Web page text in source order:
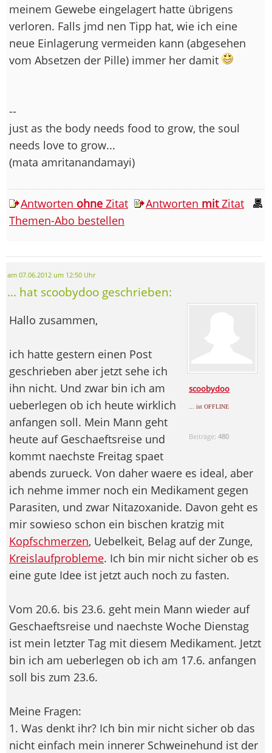
meinem Gewebe eingelagert hatte übrigens
verloren. Falls jmd nen Tipp hat, wie ich eine
neue Einlagerung vermeiden kann (abgesehen
vom Absetzen der Pille) immer her damit
--
just as the body needs food to grow, the soul
needs love to grow...
(mata amritanandamayi)
Antworten ohne Zitat Antworten mitZitat
Themen-Abo bestellen
am 07.06.2012 um 12:50 Uhr
... hat scoobydoo geschrieben:
scoobydoo
... ist OFFLINE
Beiträge:480
Hallo zusammen,
ich hatte gestern einen Post
geschrieben aber jetzt sehe ich
ihn nicht. Und zwar bin ich am
ueberlegen ob ich heute wirklich
anfangen soll. Mein Mann geht
heute auf Geschaeftsreise und
kommt naechste Freitag spaet
abends zurueck. Von daher waere es ideal, aber
ich nehme immer noch ein Medikament gegen
Parasiten, und zwar Nitazoxanide. Davon geht es
mir sowieso schon ein bischen kratzig mit
Kopfschmerzen, Uebelkeit, Belag auf der Zunge,
Kreislaufprobleme. Ich bin mir nicht sicher ob es
eine gute Idee ist jetzt auch noch zu fasten.
Vom 20.6. bis 23.6. geht mein Mann wieder auf
Geschaeftsreise und naechste Woche Dienstag
ist mein letzter Tag mit diesem Medikament. Jetzt
bin ich am ueberlegen ob ich am 17.6. anfangen
soll bis zum 23.6.
Meine Fragen:
1. Was denkt ihr? Ich bin mir nicht sicher ob das
nicht einfach mein innerer Schweinehund ist der